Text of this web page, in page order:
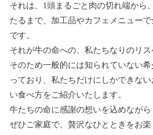
それは、1頭まるごと肉の切れ端から
たるまで、加工品やカフェメニュー
です。
それが牛の命への、私たちなりのリス
そのため一般的には知られていない
っており、私たちだけにしかできな
い食べ方をご紹介いたします。
牛たちの命に感謝の想いを込めながら
ぜひご家庭で、贅沢なひとときをお楽